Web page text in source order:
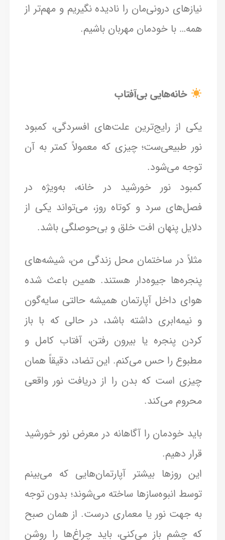
نیازهای درونی‌مان را نادیده نگیریم و مهم‌تر از
همه… با خودمان مهربان باشیم.
خانه‌هایی بی‌آفتاب
یکی از رایج‌ترین علت‌های افسردگی، کمبود
نور طبیعی‌ست؛ چیزی که معمولاً کمتر به آن
توجه می‌شود.
کمبود نور خورشید در خانه، به‌ویژه در
فصل‌های سرد و کوتاه روز، می‌تواند یکی از
دلایل پنهان افت خلق و بی‌حوصلگی باشد.
مثلاً در ساختمان محل زندگی من، شیشه‌های
پنجره‌ها جیوه‌دار هستند. همین باعث شده
هوای داخل آپارتمان همیشه حالتی سایه‌گون
و نیمه‌ابری داشته باشد، در حالی که با باز
کردن پنجره یا بیرون رفتن، آفتاب کامل و
مطبوع را حس می‌کنم. این تضاد، دقیقاً همان
چیزی است که بدن را از دریافت نور واقعی
محروم می‌کند.
باید خودمان را آگاهانه در معرض نور خورشید
قرار دهیم.
این روزها بیشتر آپارتمان‌هایی که می‌بینم
توسط انبوه‌سازها ساخته می‌شوند؛ بدون توجه
به جهت نور یا معماری درست. از همان صبح
که چشم باز می‌کنی، باید چراغ‌ها را روشن